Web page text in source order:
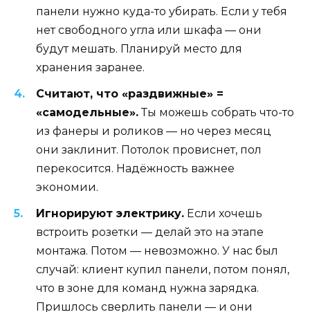
панели нужно куда-то убирать. Если у тебя
нет свободного угла или шкафа — они
будут мешать. Планируй место для
хранения заранее.
Считают, что «раздвижные» =
«самодельные».Ты можешь собрать что-то
из фанеры и роликов — но через месяц
они заклинит. Потолок провиснет, пол
перекосится. Надёжность важнее
экономии.
Игнорируют электрику. Если хочешь
встроить розетки — делай это на этапе
монтажа. Потом — невозможно. У нас был
случай: клиент купил панели, потом понял,
что в зоне для команд нужна зарядка.
Пришлось сверлить панели — и они